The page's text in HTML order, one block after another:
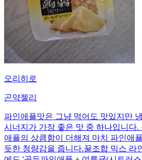
오리히로
곤약젤리
파인애플맛은 그냥 먹어도 맛있지만
시너지가 가장 좋은 맛 중 하나입니다.
애플의 상큼함이 더해져 마치 파인애
듯한 청량감을 줍니다.꿀조합 믹스 라